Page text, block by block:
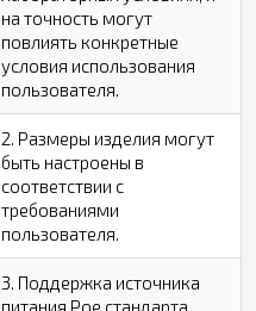
на точность могут
повлиять конкретные
условия использования
пользователя.
2. Размеры изделия могут
быть настроены в
соответствии с
требованиями
пользователя.
3. Поддержка источника
питания Poe стандарта